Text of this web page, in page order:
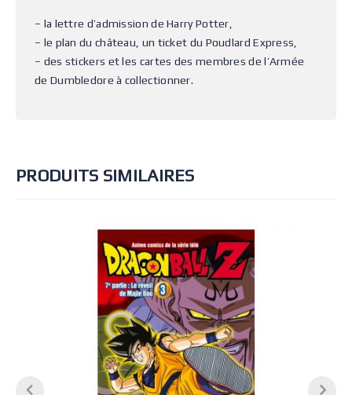
– la lettre d’admission de Harry Potter,
– le plan du château, un ticket du Poudlard Express,
– des stickers et les cartes des membres de l’Armée
de Dumbledore à collectionner.
PRODUITS SIMILAIRES